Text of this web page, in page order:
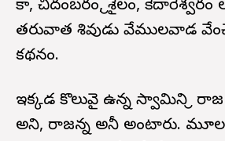
కాశీ, చిదంబరం, శ్రీశైలం,
తరువాత శివుడు వేములవాడ
కథనం.
ఇక్కడ కొలువై ఉన్న స్వామిని శ్రీ
అని, రాజన్న అనీ అంటారు.